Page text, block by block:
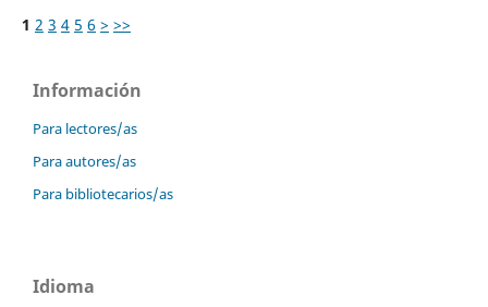
1 2 3 4 5 6 > >>
Información
Para lectores/as
Para autores/as
Para bibliotecarios/as
Idioma